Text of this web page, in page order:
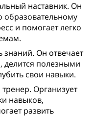
наставник. Он
образовательному
и помогает легко
знаний. Он отвечает
полезными
свои навыки.
Организует
навыков,
развить